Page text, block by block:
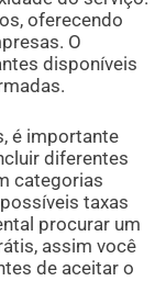
oferecendo
O
disponíveis
é importante
diferentes
categorias
taxas
procurar um
assim você
de aceitar o